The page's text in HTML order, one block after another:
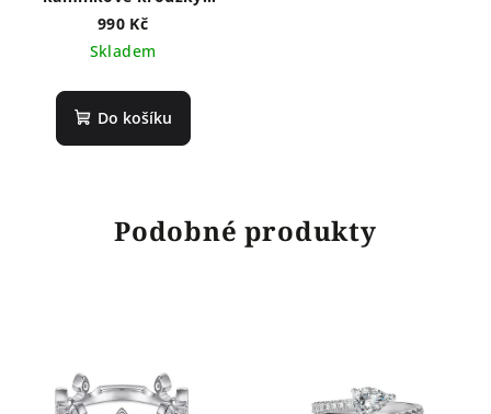
NF8001
990 Kč
Skladem
Do košíku
Podobné produkty